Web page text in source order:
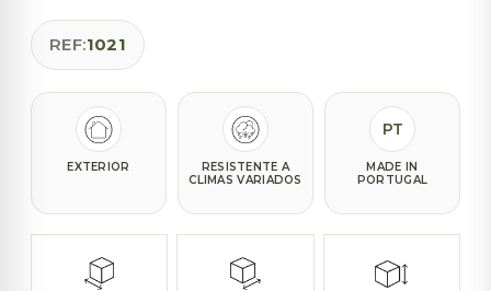
REF:1021
EXTERIOR
RESISTENTE A
CLIMAS VARIADOS
PT
MADE IN
PORTUGAL